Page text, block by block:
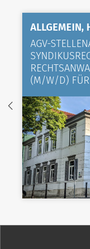
ALLGEMEIN,
AGV-
(M/W/D) FÜR